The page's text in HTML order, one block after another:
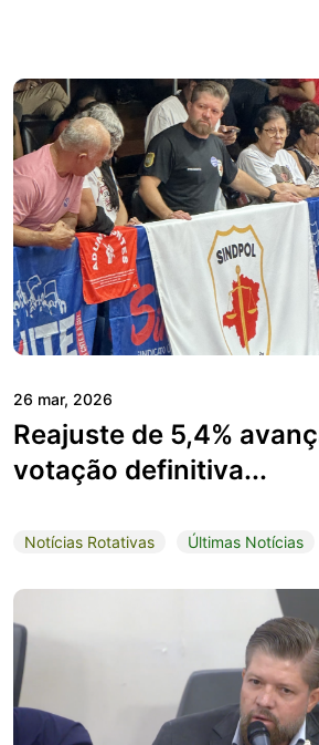
26 mar, 2026
Reajuste de 5,4%
votação definitiva...
Notícias Rotativas Últimas Notícias